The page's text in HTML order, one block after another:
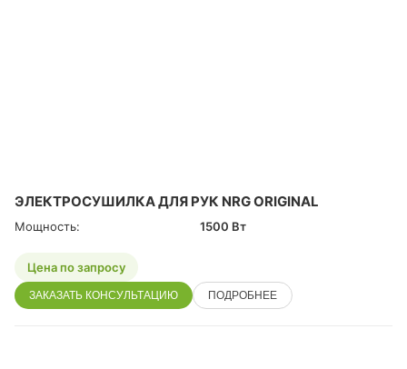
ЭЛЕКТРОСУШИЛКА ДЛЯ РУК NRG ORIGINAL
Мощность: 1500 Вт
Цена по запросу
ЗАКАЗАТЬ КОНСУЛЬТАЦИЮ ПОДРОБНЕЕ